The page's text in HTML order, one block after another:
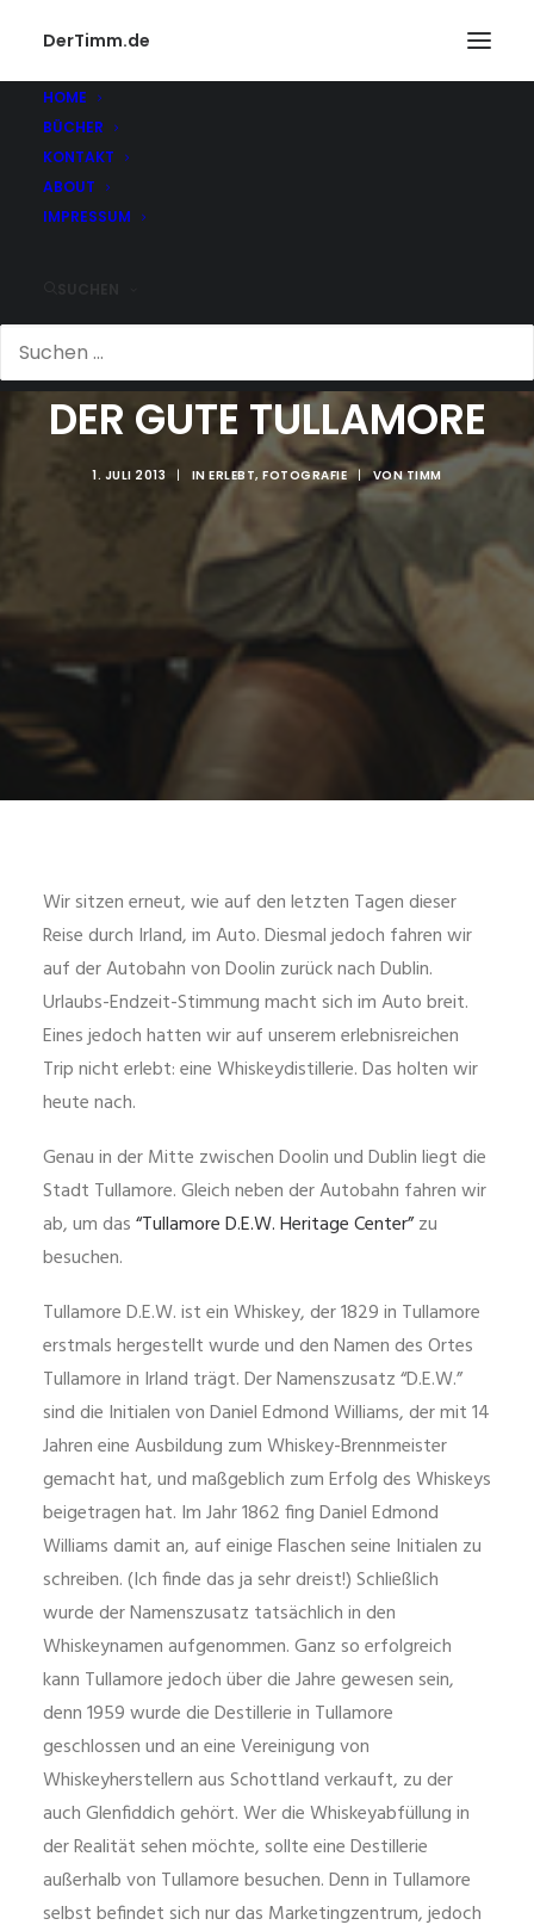
DerTimm.de
HOME
BÜCHER
KONTAKT
ABOUT
IMPRESSUM
DER GUTE TULLAMORE
1. JULI 2013 | INERLEBT,FOTOGRAFIE | VONTIMM
Wir sitzen erneut, wie auf den letzten Tagen dieser
Reise durch Irland, im Auto. Diesmal jedoch fahren wir
auf der Autobahn von Doolin zurück nach Dublin.
Urlaubs-Endzeit-Stimmung macht sich im Auto breit.
Eines jedoch hatten wir auf unserem erlebnisreichen
Trip nicht erlebt: eine Whiskeydistillerie. Das holten wir
heute nach.
Genau in der Mitte zwischen Doolin und Dublin liegt die
Stadt Tullamore. Gleich neben der Autobahn fahren wir
ab, um das“Tullamore D.E.W. Heritage Center”zu
besuchen.
Tullamore D.E.W. ist ein Whiskey, der 1829 in Tullamore
erstmals hergestellt wurde und den Namen des Ortes
Tullamore in Irland trägt. Der Namenszusatz “D.E.W.”
sind die Initialen von Daniel Edmond Williams, der mit 14
Jahren eine Ausbildung zum Whiskey-Brennmeister
gemacht hat, und maßgeblich zum Erfolg des Whiskeys
beigetragen hat. Im Jahr 1862 fing Daniel Edmond
Williams damit an, auf einige Flaschen seine Initialen zu
schreiben. (Ich finde das ja sehr dreist!) Schließlich
wurde der Namenszusatz tatsächlich in den
Whiskeynamen aufgenommen. Ganz so erfolgreich
kann Tullamore jedoch über die Jahre gewesen sein,
denn 1959 wurde die Destillerie in Tullamore
geschlossen und an eine Vereinigung von
Whiskeyherstellern aus Schottland verkauft, zu der
auch Glenfiddich gehört. Wer die Whiskeyabfüllung in
der Realität sehen möchte, sollte eine Destillerie
außerhalb von Tullamore besuchen. Denn in Tullamore
selbst befindet sich nur das Marketingzentrum, jedoch